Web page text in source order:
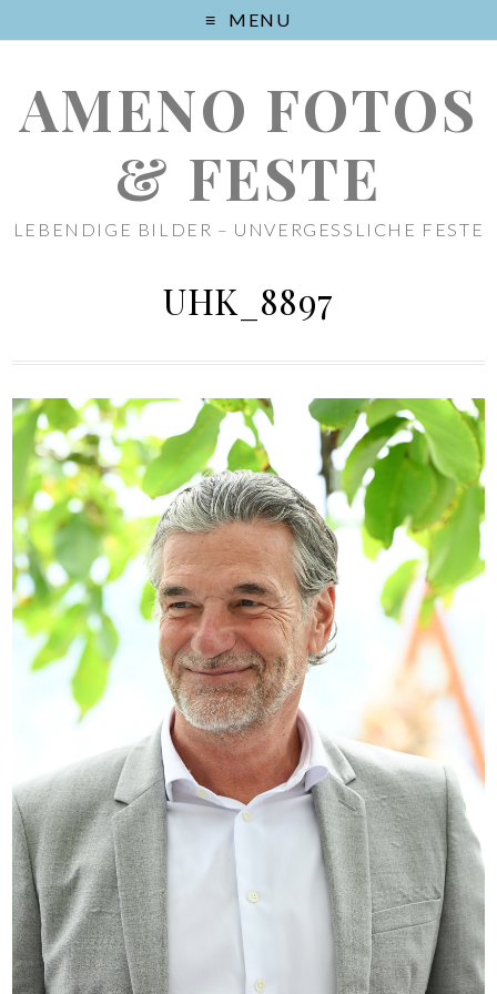
MENU
AMENO FOTOS
& FESTE
LEBENDIGE BILDER – UNVERGESSLICHE FESTE
UHK_8897